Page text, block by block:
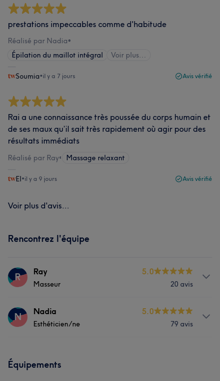
prestations impeccables comme d'habitude
Réalisé par Nadia•
Épilation du maillot intégral
Voir plus...
Soumia•il y a 7 jours Avis vérifié
Rai a une connaissance très poussée du corps humain et
de ses maux qu’il sait très rapidement où agir pour des
résultats immédiats
Réalisé par Ray• Massage relaxant
El•il y a 9 jours Avis vérifié
Voir plus d'avis...
Rencontrez l'équipe
R Ray
Masseur
5.0
20 avis
Prestations
N Nadia
Esthéticien/ne
5.0
79 avis
Équipements